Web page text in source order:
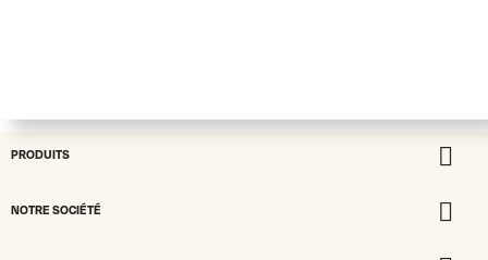
PRODUITS 
NOTRE SOCIÉTÉ 